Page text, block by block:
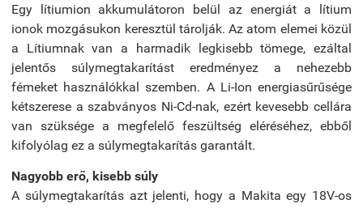
Egy lítiumion akkumulátoron belül az energiát a lítium
ionok mozgásukon keresztül tárolják. Az atom elemei közül
a Lítiumnak van a harmadik legkisebb tömege, ezáltal
jelentős súlymegtakarítást eredményez a nehezebb
fémeket használókkal szemben. A Li-Ion energiasűrűsége
kétszerese a szabványos Ni-Cd-nak, ezért kevesebb cellára
van szüksége a megfelelő feszültség eléréséhez, ebből
kifolyólag ez a súlymegtakarítás garantált.
Nagyobb erő, kisebb súly
A súlymegtakarítás azt jelenti, hogy a Makita egy 18V-os